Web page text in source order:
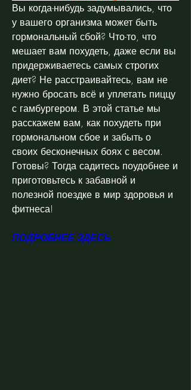
Вы когда-нибудь задумывались, что
у вашего организма может быть
гормональный сбой? Что-то, что
мешает вам похудеть, даже если вы
придерживаетесь самых строгих
диет? Не расстраивайтесь, вам не
нужно бросать всё и уплетать пиццу
с гамбургером. В этой статье мы
расскажем вам, как похудеть при
гормональном сбое и забыть о
своих бесконечных боях с весом.
Готовы? Тогда садитесь поудобнее и
приготовьтесь к забавной и
полезной поездке в мир здоровья и
фитнеса!
ПОДРОБНЕЕ ЗДЕСЬ